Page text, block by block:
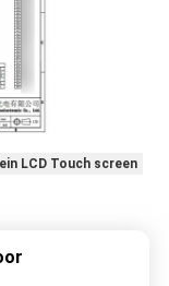
LCD Touch screen